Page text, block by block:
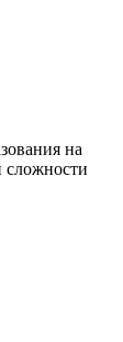
на
сложности